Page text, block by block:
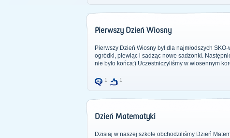
Pierwszy Dzień Wiosny
Pierwszy Dzień Wiosny był dla najmłodszych
ogródki, plewiąc i sadząc nowe sadzonki.
nie było końca:) Uczestniczyliśmy w wiosennym
1 1
Dzień Matematyki
Dzisiaj w naszej szkole obchodziliśmy Dzień